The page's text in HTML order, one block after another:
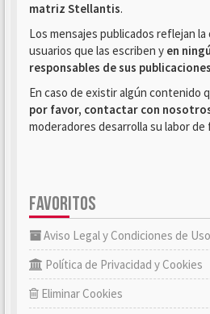
matriz Stellantis.
Los mensajes publicados reflejan
usuarios que las escriben y en
responsables de sus publicaciones
En caso de existir algún contenido
por favor, contactar con
moderadores desarrolla su labor
FAVORITOS
Aviso Legal y Condiciones de Uso
Política de Privacidad y Cookies
Eliminar Cookies